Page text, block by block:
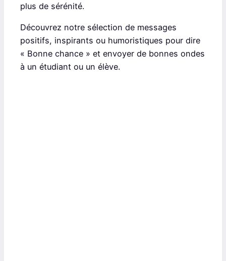
plus de sérénité.
Découvrez notre sélection de messages
positifs, inspirants ou humoristiques pour dire
« Bonne chance » et envoyer de bonnes ondes
à un étudiant ou un élève.